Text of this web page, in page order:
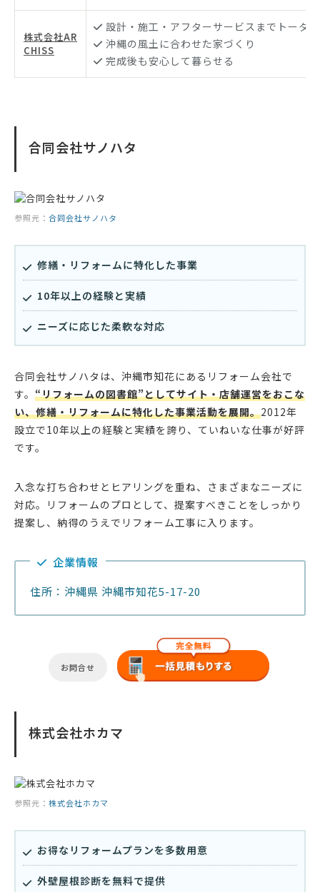
株式会社AR
CHISS
設計・施工・アフターサービスまでトータ
沖縄の風土に合わせた家づくり
完成後も安心して暮らせる
合同会社サノハタ
参照元： 合同会社サノハタ
修繕・リフォームに特化した事業
10年以上の経験と実績
ニーズに応じた柔軟な対応
合同会社サノハタは、沖縄市知花にあるリフォーム会社で
す。 “リフォームの図書館”としてサイト・店舗運営をおこな
い、修繕・リフォームに特化した事業活動を展開。2012年
設立で10年以上の経験と実績を誇り、ていねいな仕事が好評
です。
入念な打ち合わせとヒアリングを重ね、さまざまなニーズに
対応。リフォームのプロとして、提案すべきことをしっかり
提案し、納得のうえでリフォーム工事に入ります。
企業情報
住所：沖縄県 沖縄市知花5-17-20
お問合せ
株式会社ホカマ
参照元： 株式会社ホカマ
お得なリフォームプランを多数用意
外壁屋根診断を無料で提供